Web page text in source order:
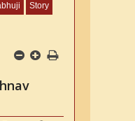
Story